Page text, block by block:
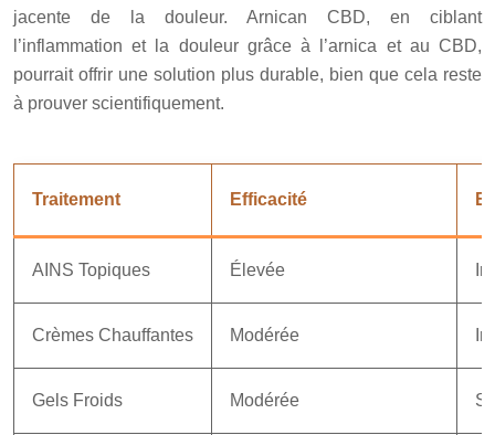
jacente de la douleur. Arnican CBD, en ciblant
l’inflammation et la douleur grâce à l’arnica et au CBD,
pourrait offrir une solution plus durable, bien que cela reste
à prouver scientifiquement.
Traitement Efficacité
AINS Topiques Élevée
Crèmes Chauffantes Modérée
Gels Froids Modérée